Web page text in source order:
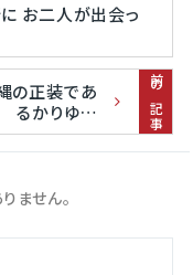
お二人が出会っ
前の記事
の正装であ
るかりゆ…
ません。